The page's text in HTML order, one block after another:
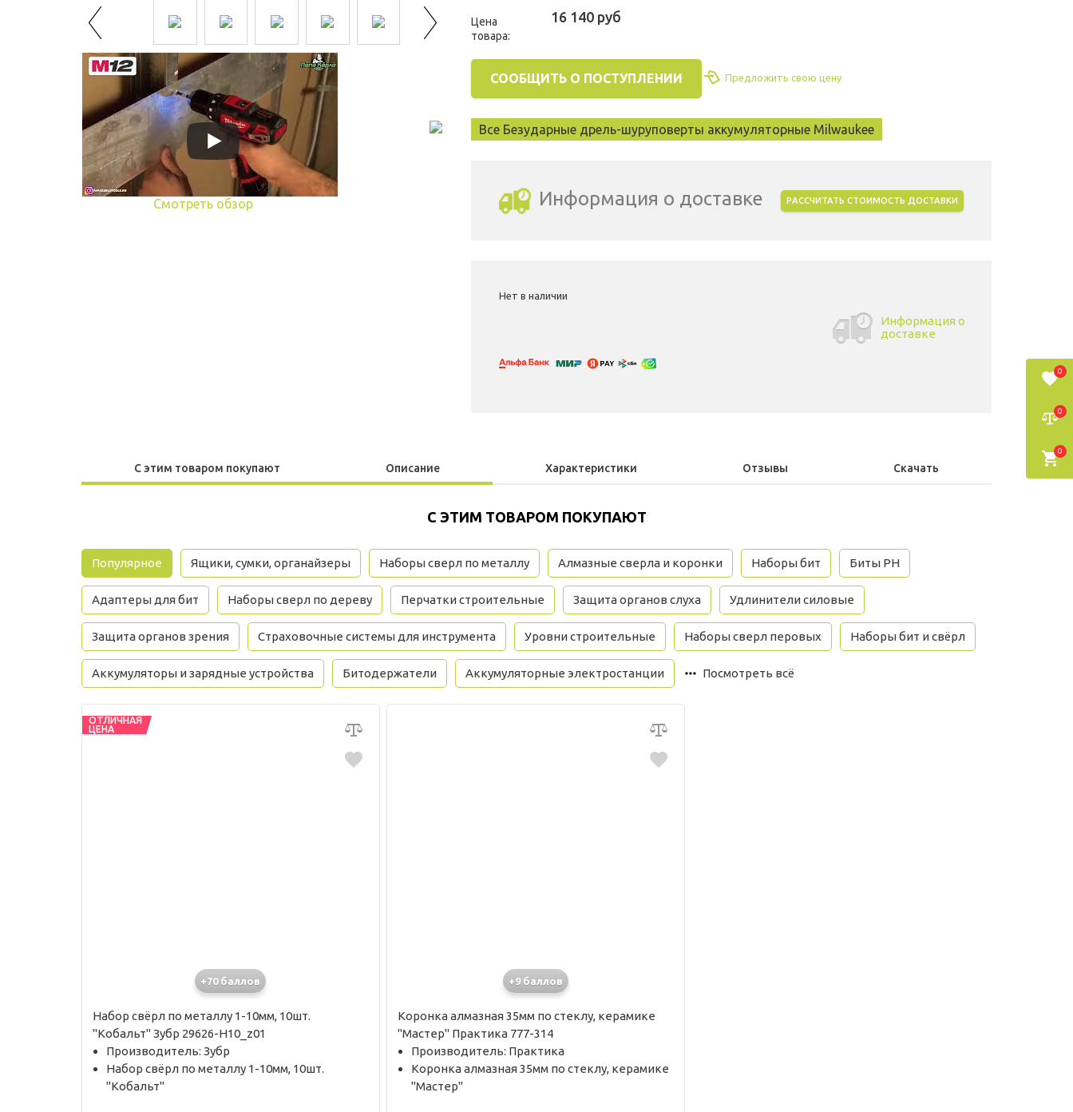
Смотреть обзор
Цена
товара:
16 140 руб
СООБЩИТЬ О ПОСТУПЛЕНИИ Предложить свою цену
Все Безударные дрель-шуруповерты аккумуляторные Milwaukee
Информация о доставке РАССЧИТАТЬ СТОИМОСТЬ ДОСТАВКИ
Нет в наличии
Информация о
доставке
С этим товаром покупают Описание Характеристики Отзывы Скачать
С ЭТИМ ТОВАРОМ ПОКУПАЮТ
Популярное Ящики, сумки, органайзеры Наборы сверл по металлу Алмазные сверла и коронки Наборы бит Биты PH
Адаптеры для бит Наборы сверл по дереву Перчатки строительные Защита органов слуха Удлинители силовые
Защита органов зрения Страховочные системы для инструмента Уровни строительные Наборы сверл перовых Наборы бит и свёрл
Аккумуляторы и зарядные устройства Битодержатели Аккумуляторные электростанции Посмотреть всё
ОТЛИЧНАЯ
ЦЕНА
+70 баллов
Набор свёрл по металлу 1-10мм, 10шт.
"Кобальт" Зубр 29626-H10_z01
Производитель: Зубр
Набор свёрл по металлу 1-10мм, 10шт.
"Кобальт"
+9 баллов
Коронка алмазная 35мм по стеклу, керамике
"Мастер" Практика 777-314
Производитель: Практика
Коронка алмазная 35мм по стеклу, керамике
"Мастер"
0
0
0